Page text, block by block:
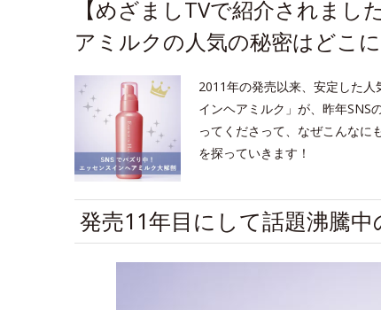
【めざましTVで紹介されまし
アミルクの人気の秘密はどこ
2011年の発売以来、安定した
インヘアミルク」が、昨年SNS
ってくださって、なぜこんなに
を探っていきます！
発売11年目にして話題沸騰